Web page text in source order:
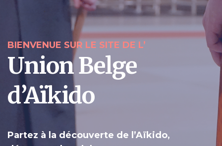
BIENVENUE SUR LE SITE DE L’
Union Belge
d’Aïkido
Partez à la découverte de l’Aïkido,